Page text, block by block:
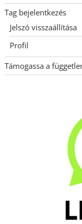
Tag bejelentkezés
Jelszó visszaállítása
Profil
Támogassa a